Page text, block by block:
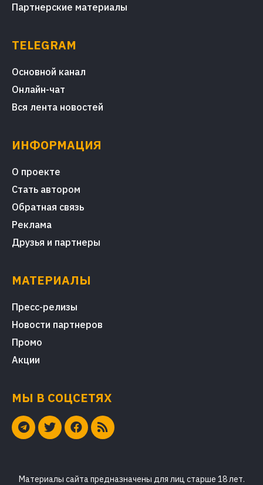
Партнерские материалы
TELEGRAM
Основной канал
Онлайн-чат
Вся лента новостей
ИНФОРМАЦИЯ
О проекте
Стать автором
Обратная связь
Реклама
Друзья и партнеры
МАТЕРИАЛЫ
Пресс-релизы
Новости партнеров
Промо
Акции
МЫ В СОЦСЕТЯХ
Материалы сайта предназначены для лиц старше 18 лет.